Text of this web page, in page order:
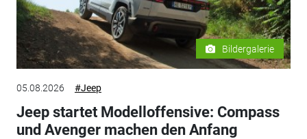
Bildergalerie
05.08.2026 #Jeep
Jeep startet Modelloffensive: Compass
und Avenger machen den Anfang